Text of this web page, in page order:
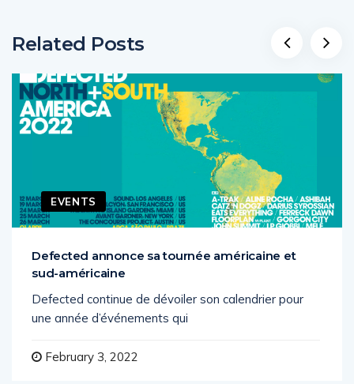
Related Posts
EVENTS
Defected annonce sa tournée américaine et
sud-américaine
Defected continue de dévoiler son calendrier pour
une année d’événements qui
February 3, 2022